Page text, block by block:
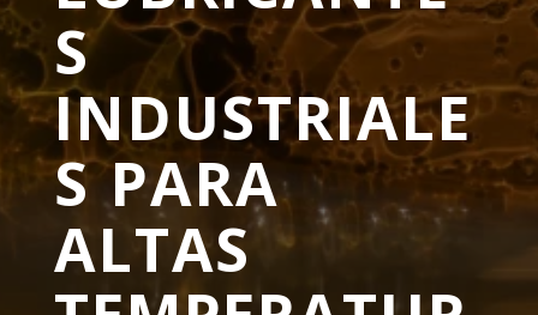
S
INDUSTRIALE
S PARA
ALTAS